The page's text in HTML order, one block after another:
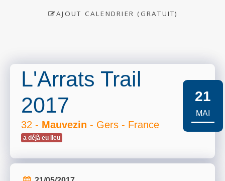
AJOUT CALENDRIER (GRATUIT)
L'Arrats Trail
2017
32 - Mauvezin - Gers - France
a déjà eu lieu
21
MAI